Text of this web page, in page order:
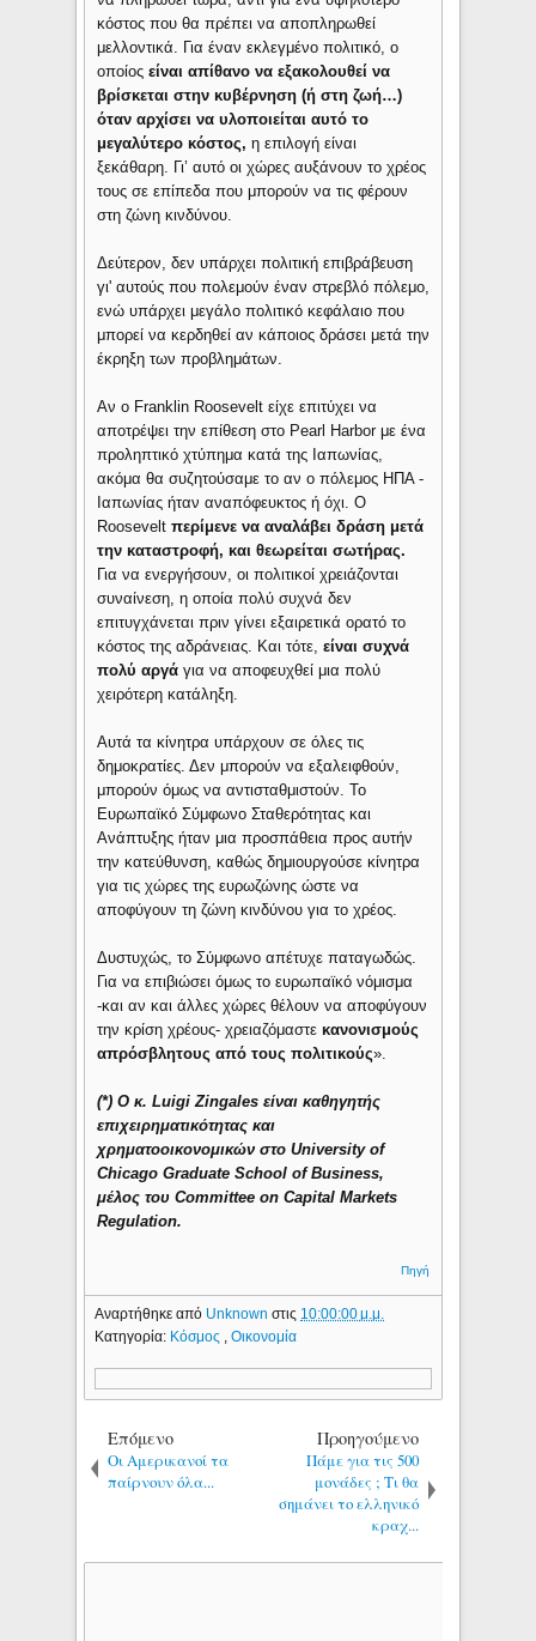
κόστος που θα πρέπει να αποπληρωθεί
μελλοντικά. Για έναν εκλεγμένο πολιτικό, ο
οποίοςείναι απίθανο να εξακολουθεί να
βρίσκεται στην κυβέρνηση (ή στη ζωή…)
όταν αρχίσει να υλοποιείται αυτό το
μεγαλύτερο κόστος,η επιλογή είναι
ξεκάθαρη. Γι’ αυτό οι χώρες αυξάνουν το χρέος
τους σε επίπεδα που μπορούν να τις φέρουν
στη ζώνη κινδύνου.
Δεύτερον, δεν υπάρχει πολιτική επιβράβευση
γι' αυτούς που πολεμούν έναν στρεβλό πόλεμο,
ενώ υπάρχει μεγάλο πολιτικό κεφάλαιο που
μπορεί να κερδηθεί αν κάποιος δράσει μετά την
έκρηξη των προβλημάτων.
Αν ο Franklin Roosevelt είχε επιτύχει να
αποτρέψει την επίθεση στο Pearl Harbor με ένα
προληπτικό χτύπημα κατά της Ιαπωνίας,
ακόμα θα συζητούσαμε το αν ο πόλεμος ΗΠΑ -
Ιαπωνίας ήταν αναπόφευκτος ή όχι. Ο
Rooseveltπερίμενε να αναλάβει δράση μετά
την καταστροφή, και θεωρείται σωτήρας.
Για να ενεργήσουν, οι πολιτικοί χρειάζονται
συναίνεση, η οποία πολύ συχνά δεν
επιτυγχάνεται πριν γίνει εξαιρετικά ορατό το
κόστος της αδράνειας. Και τότε,είναι συχνά
πολύ αργάγια να αποφευχθεί μια πολύ
χειρότερη κατάληξη.
Αυτά τα κίνητρα υπάρχουν σε όλες τις
δημοκρατίες. Δεν μπορούν να εξαλειφθούν,
μπορούν όμως να αντισταθμιστούν. Το
Ευρωπαϊκό Σύμφωνο Σταθερότητας και
Ανάπτυξης ήταν μια προσπάθεια προς αυτήν
την κατεύθυνση, καθώς δημιουργούσε κίνητρα
για τις χώρες της ευρωζώνης ώστε να
αποφύγουν τη ζώνη κινδύνου για το χρέος.
Δυστυχώς, το Σύμφωνο απέτυχε παταγωδώς.
Για να επιβιώσει όμως το ευρωπαϊκό νόμισμα
-και αν και άλλες χώρες θέλουν να αποφύγουν
την κρίση χρέους- χρειαζόμαστε κανονισμούς
απρόσβλητους από τους πολιτικούς».
(*) Ο κ. Luigi Zingales είναι καθηγητής
επιχειρηματικότητας και
χρηματοοικονομικών στο University of
Chicago Graduate School of Business,
μέλος του Committee on Capital Markets
Regulation.
Πηγή
Αναρτήθηκε από Unknownστις 10:00:00 μ.μ.
Κατηγορία: Κόσμος ,Οικονομία
Επόμενο
Oι Αμερικανοί τα
παίρνουν όλα...
Προηγούμενο
Πάμε για τις 500
μονάδες ; Τι θα
σημάνει το ελληνικό
κραχ...